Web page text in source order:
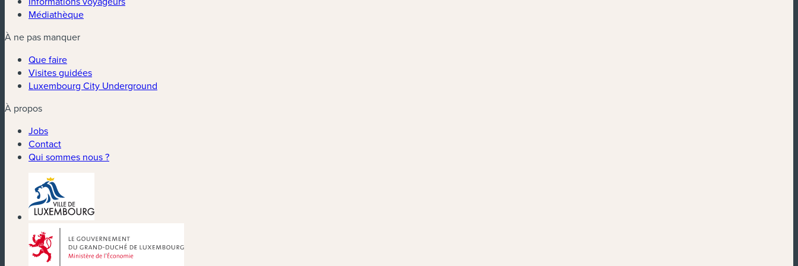
Médiathèque
À ne pas manquer
Que faire
Visites guidées
Luxembourg City Underground
À propos
Jobs
Contact
Qui sommes nous ?